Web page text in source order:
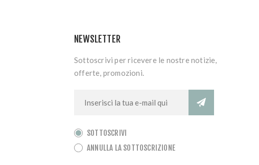
NEWSLETTER
Sottoscrivi per ricevere le nostre notizie,
offerte, promozioni.
SOTTOSCRIVI
ANNULLA LA SOTTOSCRIZIONE